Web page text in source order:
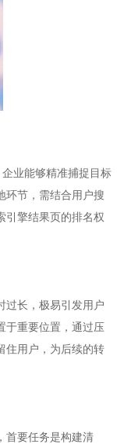
业能够精准捕捉目标
环节，需结合用户搜
引擎结果页的排名权
过长，极易引发用户
于重要位置，通过压
住用户，为后续的转
首要任务是构建清